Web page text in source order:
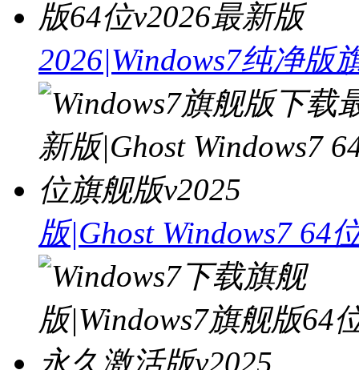
2026|Windows7纯净版
版|Ghost Windows7 64